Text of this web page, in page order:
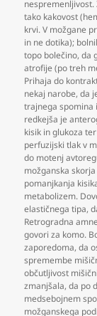
tako kakovost
krvi. V možgane
in ne dotika);
topo bolečino,da
atrofije (po treh
Prihaja do
nekaj narobe,da
trajnega spomina
redkejša je
kisik in glukoza
perfuzijski tlak v
do motenj
možganska
pomanjkanja
metabolizem.
elastičnega tipa,
Retrogradna
govori za komo.
zaporedoma,da
spremembe
občutljivost
zmanjšala,da po
medsebojnem
možganskega